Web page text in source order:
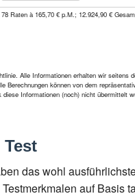
Raten à 165,70 € p.M.; 12.924,90 €
Alle Informationen erhalten wir
können von dem
Informationen (noch) nicht
das wohl
auf Basis